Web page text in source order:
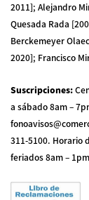
2011]; Alejandro
Quesada Rada
Berckemeyer
2020]; Francisco
Suscripciones:
a sábado 8am –
311-5100. Horario
feriados 8am – 1pm